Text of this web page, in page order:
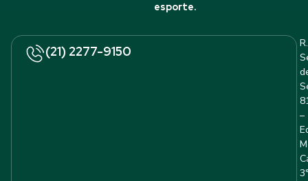
esporte.
(21) 2277-9150
R.
–